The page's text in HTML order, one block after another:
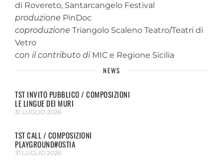
di Rovereto, Santarcangelo Festival
produzione PinDoc
coproduzione Triangolo Scaleno Teatro/Teatri di
Vetro
con il contributo di MIC e Regione Sicilia
NEWS
TST INVITO PUBBLICO / COMPOSIZIONI
LE LINGUE DEI MURI
31 LUGLIO 2026
TST CALL / COMPOSIZIONI
PLAYGROUND#OSTIA
31 LUGLIO 2026